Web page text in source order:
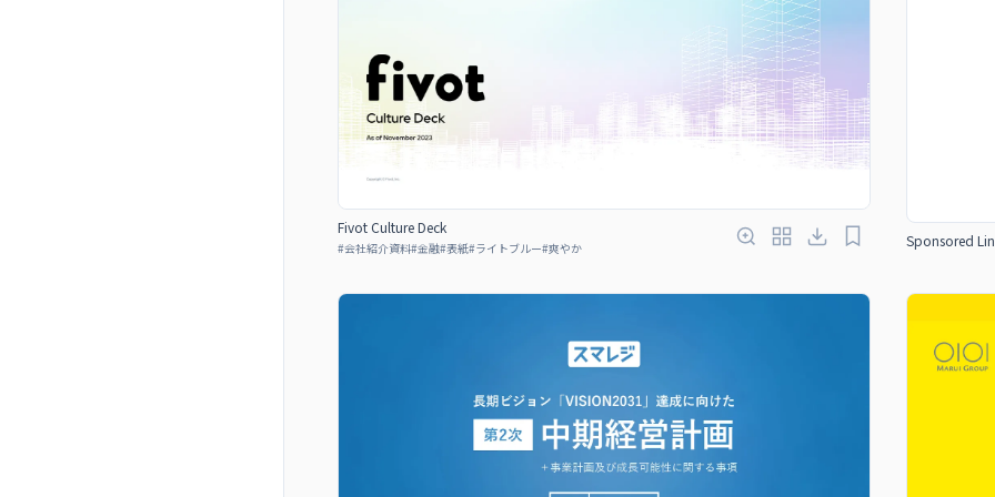
Fivot Culture Deck
#会社紹介資料#金融#表紙#ライトブルー#爽やか Sponsored